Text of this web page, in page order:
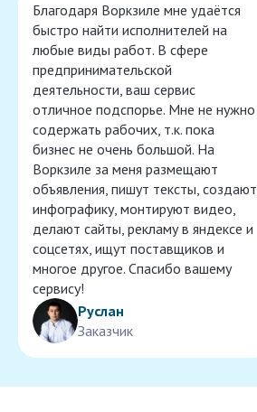
Благодаря Воркзиле мне удаётся
быстро найти исполнителей на
любые виды работ. В сфере
предпринимательской
деятельности, ваш сервис
отличное подспорье. Мне не нужно
содержать рабочих, т.к. пока
бизнес не очень большой. На
Воркзиле за меня размещают
объявления, пишут тексты, создают
инфографику, монтируют видео,
делают сайты, рекламу в яндексе и
соцсетях, ищут поставщиков и
многое другое. Спасибо вашему
сервису!
Руслан
Заказчик